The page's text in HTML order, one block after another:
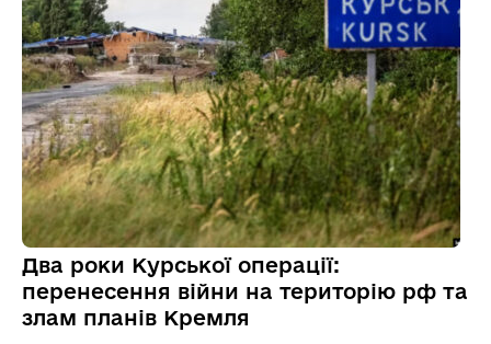
Два роки Курської операції:
перенесення війни на територію рф та
злам планів Кремля